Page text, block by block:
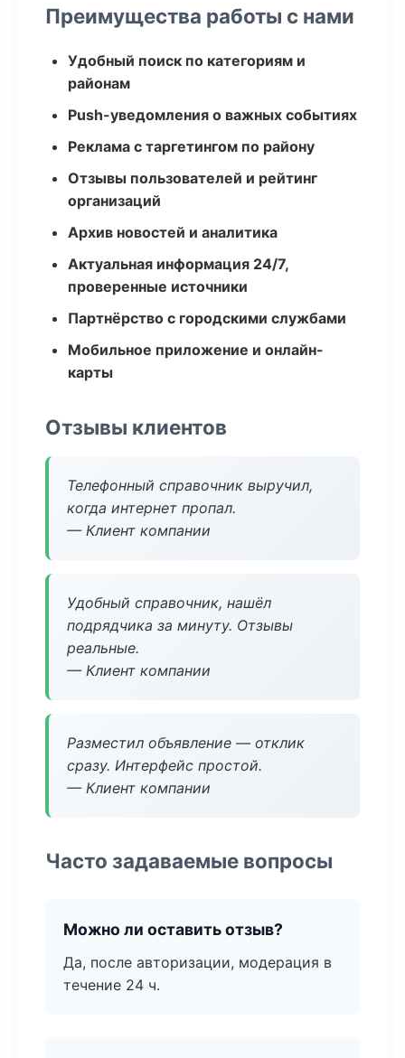
Преимущества работы с нами
Удобный поиск по категориям и
районам
Push-уведомления о важных событиях
Реклама с таргетингом по району
Отзывы пользователей и рейтинг
организаций
Архив новостей и аналитика
Актуальная информация 24/7,
проверенные источники
Партнёрство с городскими службами
Мобильное приложение и онлайн-
карты
Отзывы клиентов
Телефонный справочник выручил,
когда интернет пропал.
— Клиент компании
Удобный справочник, нашёл
подрядчика за минуту. Отзывы
реальные.
— Клиент компании
Разместил объявление — отклик
сразу. Интерфейс простой.
— Клиент компании
Часто задаваемые вопросы
Можно ли оставить отзыв?
Да, после авторизации, модерация в
течение 24 ч.